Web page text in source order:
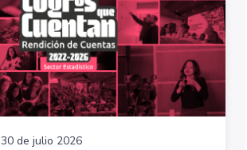
30 de julio 2026